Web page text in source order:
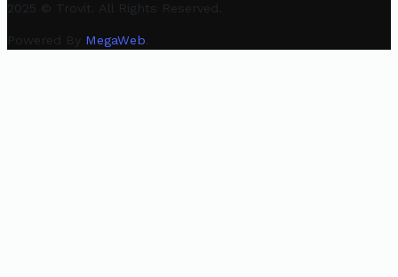
2025 © Trovit. All Rights Reserved.
Powered By MegaWeb